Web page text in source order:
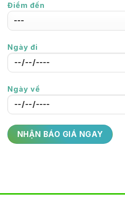
Điểm đến
Ngày đi
Ngày về